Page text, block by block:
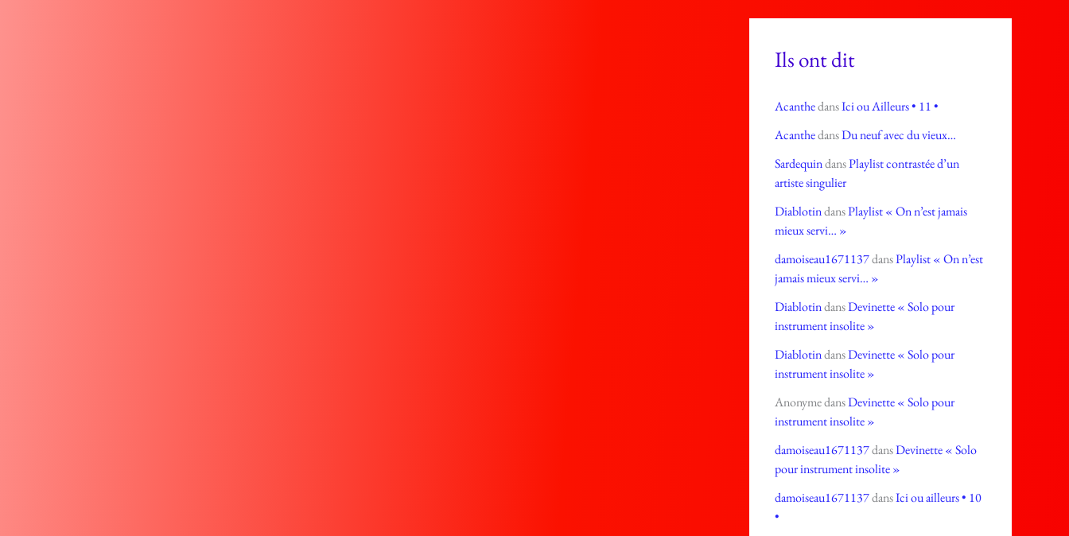
Ils ont dit
AcanthedansIci ou Ailleurs • 11 •
AcanthedansDu neuf avec du vieux…
SardequindansPlaylist contrastée d’un
artiste singulier
DiablotindansPlaylist « On n’est jamais
mieux servi… »
damoiseau1671137dansPlaylist « On n’est
jamais mieux servi… »
DiablotindansDevinette « Solo pour
instrument insolite »
DiablotindansDevinette « Solo pour
instrument insolite »
AnonymedansDevinette « Solo pour
instrument insolite »
damoiseau1671137dansDevinette « Solo
pour instrument insolite »
damoiseau1671137dansIci ou ailleurs • 10
•